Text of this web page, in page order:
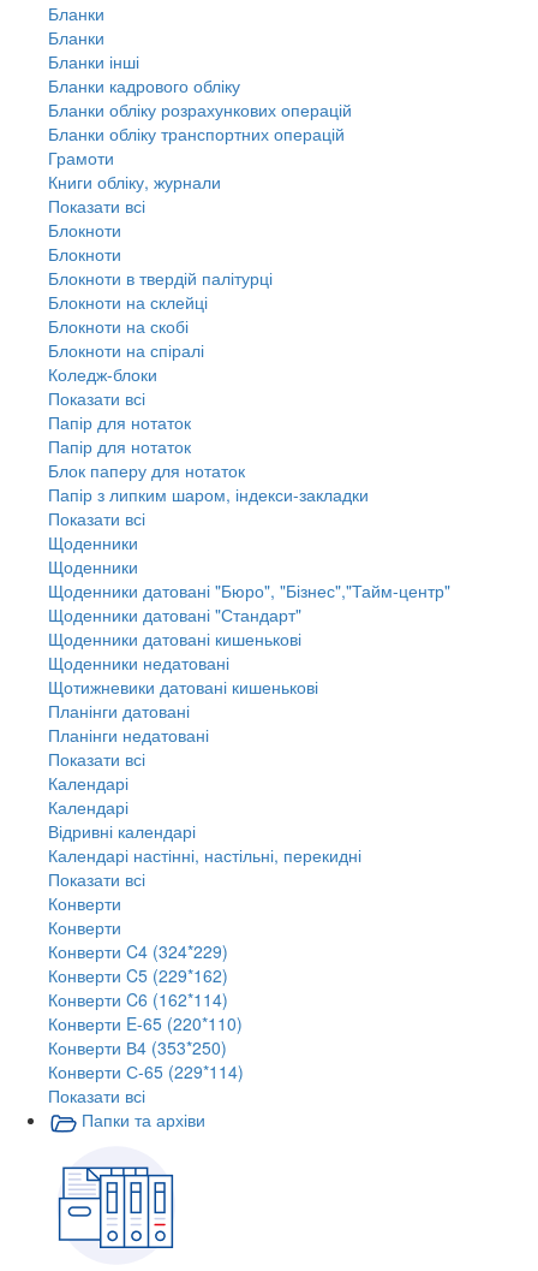
Бланки
Бланки
Бланки інші
Бланки кадрового обліку
Бланки обліку розрахункових операцій
Бланки обліку транспортних операцій
Грамоти
Книги обліку, журнали
Показати всі
Блокноти
Блокноти
Блокноти в твердій палітурці
Блокноти на склейці
Блокноти на скобі
Блокноти на спіралі
Коледж-блоки
Показати всі
Папір для нотаток
Папір для нотаток
Блок паперу для нотаток
Папір з липким шаром, індекси-закладки
Показати всі
Щоденники
Щоденники
Щоденники датовані "Бюро", "Бізнес","Тайм-центр"
Щоденники датовані "Стандарт"
Щоденники датовані кишенькові
Щоденники недатовані
Щотижневики датовані кишенькові
Планінги датовані
Планінги недатовані
Показати всі
Календарі
Календарі
Відривні календарі
Календарі настінні, настільні, перекидні
Показати всі
Конверти
Конверти
Конверти C4 (324*229)
Конверти C5 (229*162)
Конверти C6 (162*114)
Конверти E-65 (220*110)
Конверти В4 (353*250)
Конверти С-65 (229*114)
Показати всі
Папки та архіви